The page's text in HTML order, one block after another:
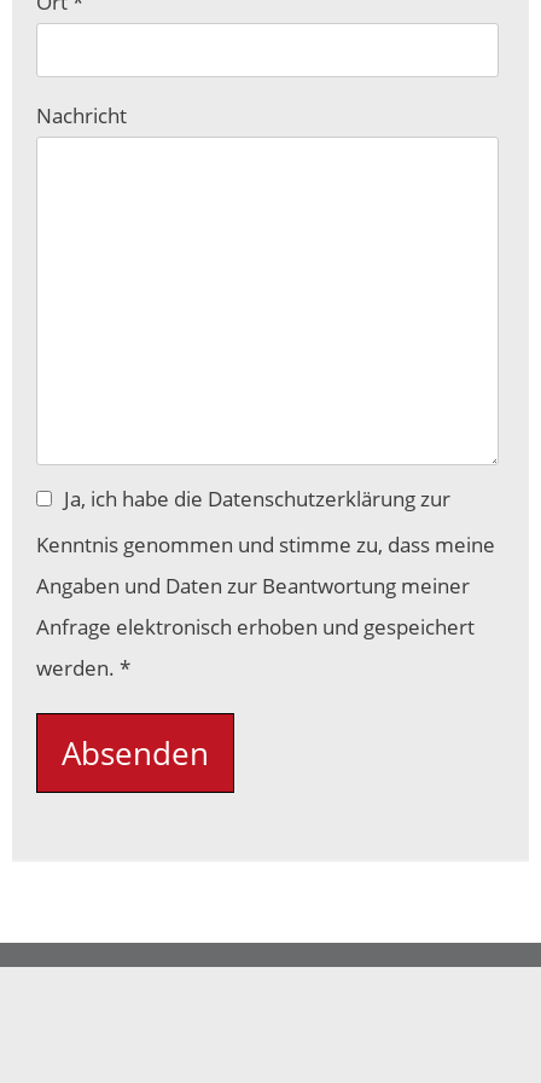
Nachricht
Ja, ich habe die Datenschutzerklärung zur
Kenntnis genommen und stimme zu, dass meine
Angaben und Daten zur Beantwortung meiner
Anfrage elektronisch erhoben und gespeichert
werden. Pflichtfeld
*